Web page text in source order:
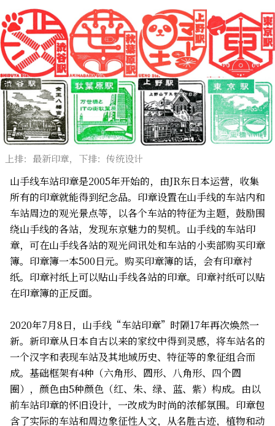
上排：最新印章，下排：传统设计
山手线车站印章是2005年开始的，由JR东日本运营，收集
所有的印章就能得到纪念品。印章设置在山手线的车站内和
车站周边的观光景点等，以各个车站的特征为主题，鼓励围
绕山手线的各站，发现东京魅力的契机。山手线的车站印
章，可在山手线各站的观光问讯处和车站的小卖部购买印章
簿。印章簿一本500日元。购买印章簿的话，会有印章衬
纸。印章衬纸上可以贴山手线各站的印章。印章衬纸可以贴
在印章簿的正反面。
2020年7月8日，山手线“车站印章”时隔17年再次焕然一
新。新印章从日本自古以来的家纹中得到灵感，将车站名的
一个汉字和表现车站及其地域历史、特征等的象征组合而
成。基础框架有4种（六角形、圆形、八角形、四个圆
圈），颜色由5种颜色（红、朱、绿、蓝、紫）构成。由以
前车站印章的怀旧设计，一改成为时尚的浓郁氛围。印章包
含了实际的车站和周边象征性人文，从名胜古迹，植物和动